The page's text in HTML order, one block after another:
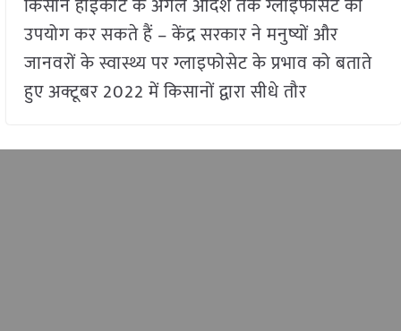
उपयोग कर सकते हैं – केंद्र सरकार ने मनुष्यों और
जानवरों के स्वास्थ्य पर ग्लाइफोसेट के प्रभाव को बताते
हुए अक्टूबर 2022 में किसानों द्वारा सीधे तौर